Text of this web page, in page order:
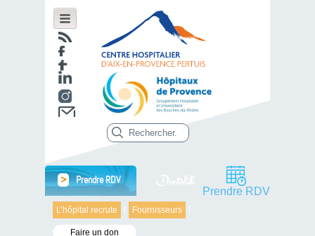
L’hôpital recrute Fournisseurs
Faire un don
> Prendre RDV
Prendre RDV